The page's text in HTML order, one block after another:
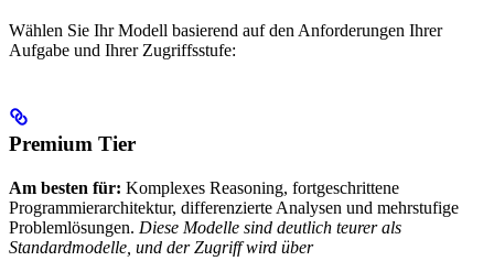
Wählen Sie Ihr Modell basierend auf den Anforderungen Ihrer
Aufgabe und Ihrer Zugriffsstufe:
Premium Tier
Am besten für: Komplexes Reasoning, fortgeschrittene
Programmierarchitektur, differenzierte Analysen und mehrstufige
Problemlösungen. Diese Modelle sind deutlich teurer als
Standardmodelle, und der Zugriff wird über